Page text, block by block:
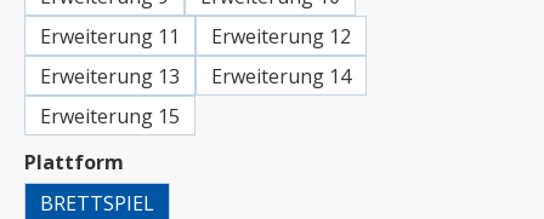
Erweiterung 11
Erweiterung 12
Erweiterung 13
Erweiterung 14
Erweiterung 15
Plattform
BRETTSPIEL